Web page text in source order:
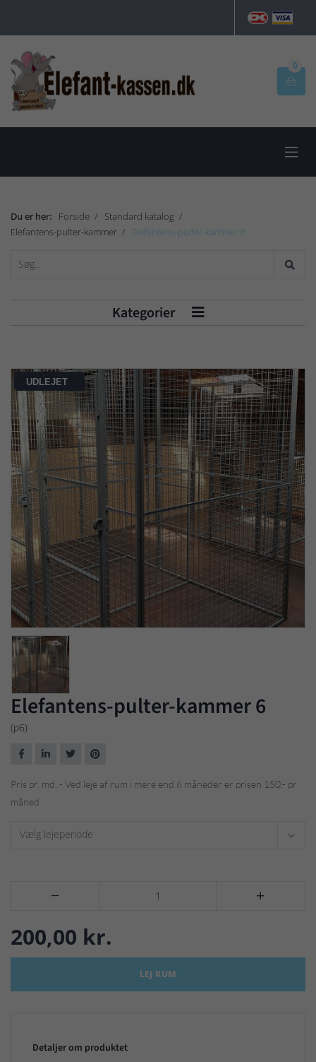

0

Du er her: Forside
Standard katalog
Elefantens-pulter-kammer
Elefantens-pulter-kammer 6
Kategorier 
UDLEJET
Elefantens-pulter-kammer 6
(p6)
Pris pr. md. - Ved leje af rum i mere end 6 måneder er prisen 150,- pr
måned
Vælg lejeperiode
 
200,00 kr.
LEJ RUM
Detaljer om produktet